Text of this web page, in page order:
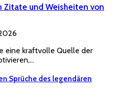
Zitate und Weisheiten von
eine kraftvolle Quelle der
Sprüche des legendären